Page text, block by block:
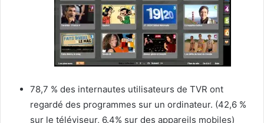
78,7 % des internautes utilisateurs de TVR ont
regardé des programmes sur un ordinateur. (42,6 %
sur le téléviseur, 6.4% sur des appareils mobiles)